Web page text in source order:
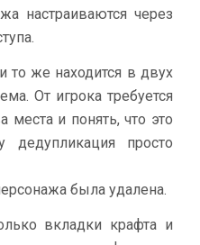
настраиваются через
то же находится в двух
От игрока требуется
места и понять, что это
просто
была удалена.
вкладки крафта и